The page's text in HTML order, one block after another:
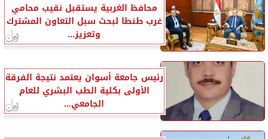
محافظ الغربية يستقبل نقيب محامي
غرب طنطا لبحث سبل التعاون المشترك
وتعزيز...
رئيس جامعة أسوان يعتمد نتيجة الفرقة
الأولى بكلية الطب البشري للعام
الجامعي...